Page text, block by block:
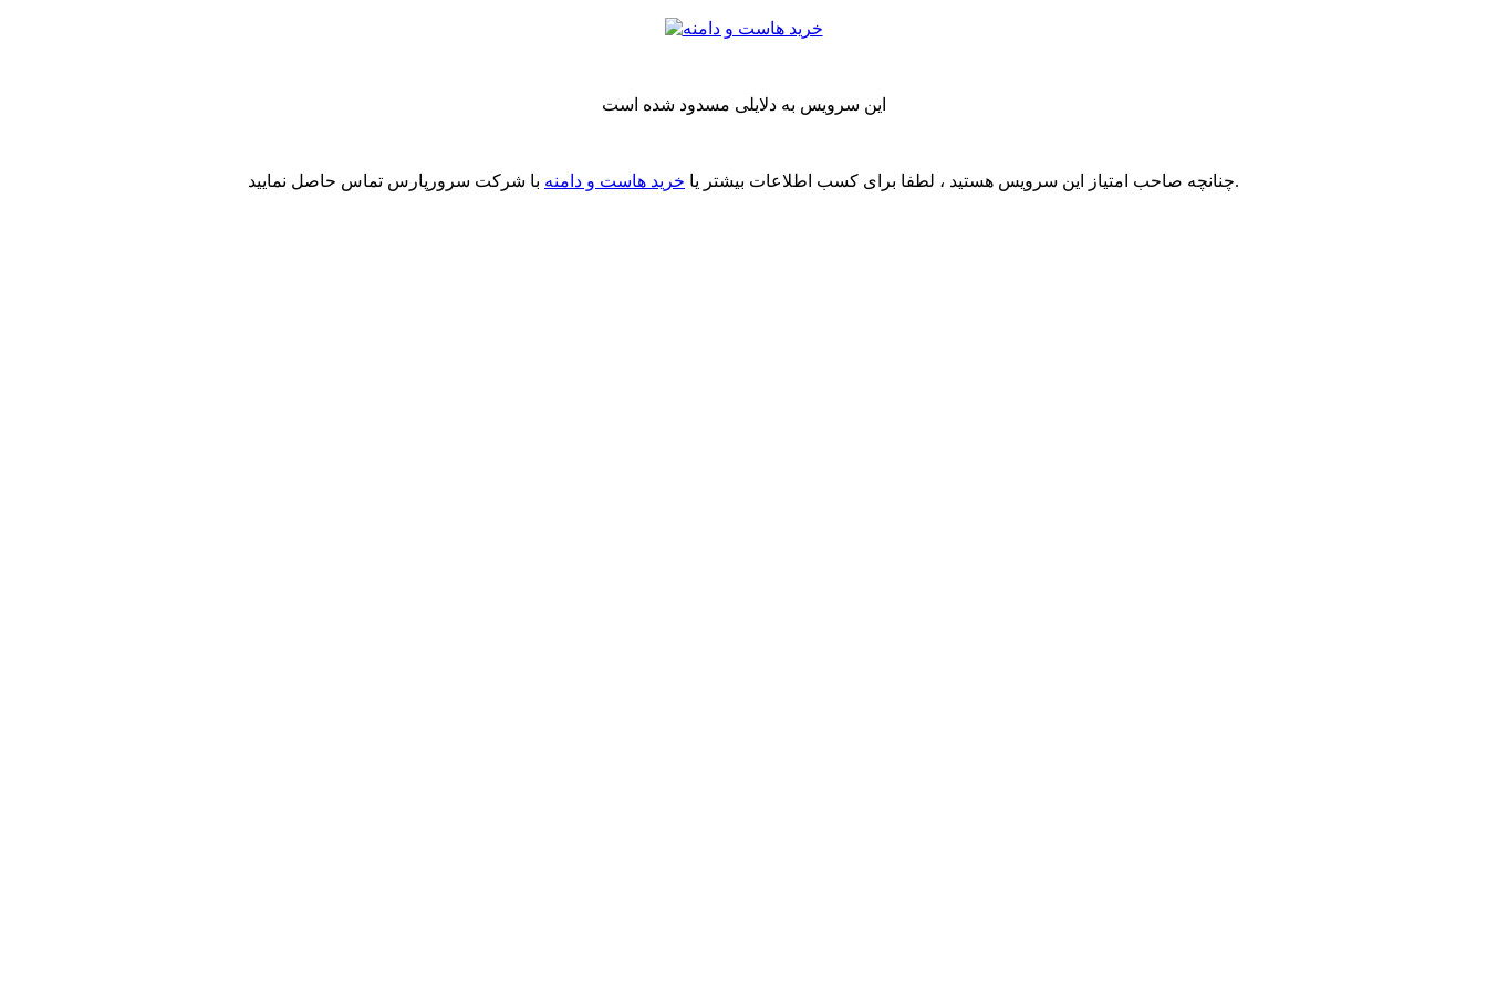
این سرویس به دلایلی مسدود شده است
چنانچه صاحب امتیاز این سرویس هستید ، لطفا برای کسب اطلاعات بیشتر یا خرید هاست و دامنه با شرکت سرورپارس تماس حاصل نمایید.